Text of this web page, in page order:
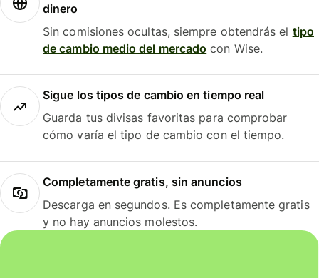
dinero
Sin comisiones ocultas, siempre obtendrás el tipo
de cambio medio del mercado con Wise.
Sigue los tipos de cambio en tiempo real
Guarda tus divisas favoritas para comprobar
cómo varía el tipo de cambio con el tiempo.
Completamente gratis, sin anuncios
Descarga en segundos. Es completamente gratis
y no hay anuncios molestos.